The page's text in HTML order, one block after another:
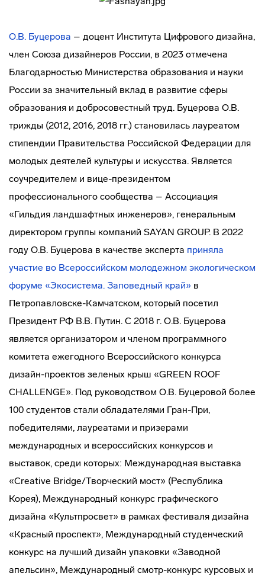
О.В. Буцерова – доцент Института Цифрового дизайна,
член Союза дизайнеров России, в 2023 отмечена
Благодарностью Министерства образования и науки
России за значительный вклад в развитие сферы
образования и добросовестный труд. Буцерова О.В.
трижды (2012, 2016, 2018 гг.) становилась лауреатом
стипендии Правительства Российской Федерации для
молодых деятелей культуры и искусства. Является
соучредителем и вице-президентом
профессионального сообщества – Ассоциация
«Гильдия ландшафтных инженеров», генеральным
директором группы компаний SAYAN GROUP. В 2022
году О.В. Буцерова в качестве эксперта приняла
участие во Всероссийском молодежном экологическом
форуме «Экосистема. Заповедный край» в
Петропавловске-Камчатском, который посетил
Президент РФ В.В. Путин. С 2018 г. О.В. Буцерова
является организатором и членом программного
комитета ежегодного Всероссийского конкурса
дизайн-проектов зеленых крыш «GREEN ROOF
CHALLENGE». Под руководством О.В. Буцеровой более
100 студентов стали обладателями Гран-При,
победителями, лауреатами и призерами
международных и всероссийских конкурсов и
выставок, среди которых: Международная выставка
«Creative Bridge/Творческий мост» (Республика
Корея), Международный конкурс графического
дизайна «Культпросвет» в рамках фестиваля дизайна
«Красный проспект», Международный студенческий
конкурс на лучший дизайн упаковки «Заводной
апельсин», Международный смотр-конкурс курсовых и